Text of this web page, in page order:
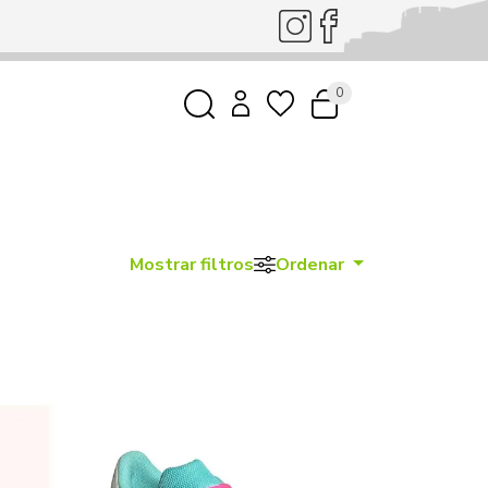
0
Mostrar filtros Ordenar